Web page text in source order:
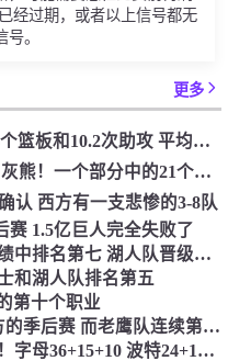
经过期，或者以上信号都无
。
更多
Epic️Jokic场均得到29.8分 12.8个篮板和10.2次助攻 平均三双很容易吗？
森林狼在本季度以52分击败了灰熊！一个部分中的21个中有18个！骑着摇头丸的战士第六 湖船不舒服
认 西方有一支悲惨的3-8队
赛 1.5亿巨人完全失败了
西方在混乱！勇士队在最终成绩中排名第七 湖人队晋级季后赛 火箭向快船送了礼物
和湖人队排名第五
第十个职业
雄鹿队连续排名前6位进入东方的季后赛 而老鹰队连续第四年在季后赛中踢球
湖人队没有锁定赢得47场胜利！字母36+15+10 波特24+12+8 42胜利以锁定季后赛